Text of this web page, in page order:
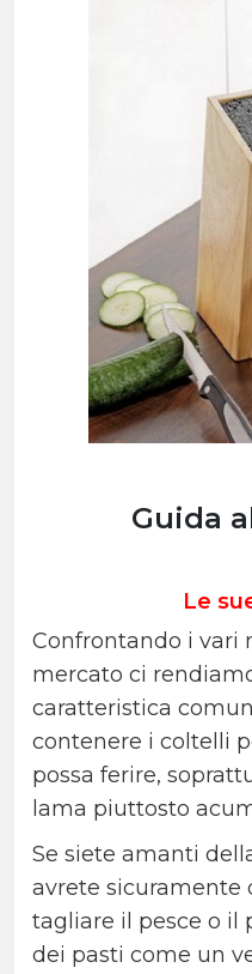
Guida
Le
Confrontando i vari
mercato ci
caratteristica
contenere i coltelli
possa ferire,
lama piuttosto
Se siete amanti
avrete
tagliare il pesce o il
dei pasti come un